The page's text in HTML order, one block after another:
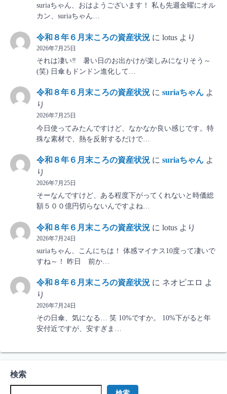
suriaちゃん、おはようございます！ 私も先週金曜にオル
カン、suriaちゃん…
令和８年６月末ころの資産状況 に lotus より
2026年7月25日
それは凄い‼ 暑い日のお出かけが楽しみになりそう～
(笑) 日傘もドンドン進化して…
令和８年６月末ころの資産状況 に suriaちゃん よ
り
2026年7月25日
今日使ってみたんですけど、なかなか良い感じです。特
殊な素材で、熱を反射するだけで…
令和８年６月末ころの資産状況 に suriaちゃん よ
り
2026年7月25日
そーなんですけど、ある程度下がってくれないと時価総
額５００億円切らないんですよね…
令和８年６月末ころの資産状況 に lotus より
2026年7月24日
suriaちゃん、こんにちは！ 体感マイナス10度って凄いで
すね～！ 昨日 前か…
令和８年６月末ころの資産状況 に ネオピエロ よ
り
2026年7月24日
その日傘、気になる… 笑 10%ですか。 10%下がると年
安付近ですが、安すぎま…
検索